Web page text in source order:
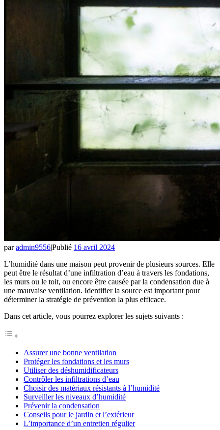
paradmin9556|Publié 16 avril 2024
L’humidité dans une maison peut provenir de plusieurs sources. Elle
peut être le résultat d’une infiltration d’eau à travers les fondations,
les murs ou le toit, ou encore être causée par la condensation due à
une mauvaise ventilation. Identifier la source est important pour
déterminer la stratégie de prévention la plus efficace.
Dans cet article, vous pourrez explorer les sujets suivants :
Assurer une bonne ventilation
Protéger les fondations et les murs
Utiliser des déshumidificateurs
Contrôler les infiltrations d’eau
Choisir des matériaux résistants à l’humidité
Surveiller les niveaux d’humidité
Prévenir la condensation
Conseils pour le jardin et l’extérieur
L’importance d’un entretien régulier